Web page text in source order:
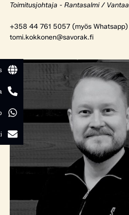
Toimitusjohtaja - Rantasalmi / Vantaa
+358 44 761 5057 (myös Whatsapp)
tomi.kokkonen@savorak.fi